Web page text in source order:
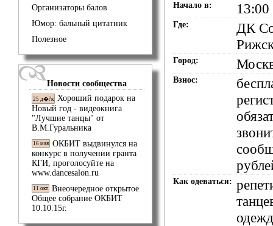
Организаторы балов
Юмор: бальный цитатник
Полезное
Новости сообщества
25 д�?к Хороший подарок на
Новый год - видеокнига
"Лучшие танцы" от
В.М.Гуральника
16 мая ОКБИТ выдвинулся на
конкурс в получении гранта
КГИ, проголосуйте на
www.dancesalon.ru
11 окт Внеочередное открытое
Общее собрание ОКБИТ
10.10.15г.
Начало в: 13:00
Где:
ДК
Город:
Взнос:
Как одеваться: